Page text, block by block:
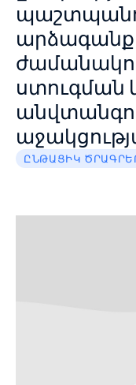
ստուգման
ԸՆԹԱՑԻԿ